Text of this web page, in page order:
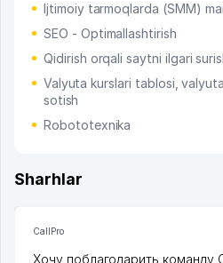
Ijtimoiy tarmoqlarda (SMM)
SEO - Optimallashtirish
Qidirish orqali saytni ilgari
Valyuta kurslari tablosi,
sotish
Robototexnika
Sharhlar
CallPro
Хочу поблагодарить команду